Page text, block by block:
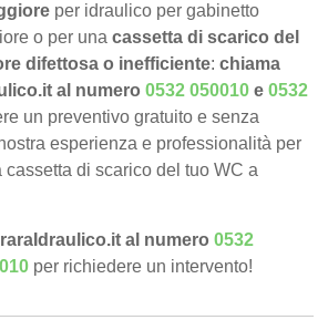
per idraulico per gabinetto
o per unacassetta di scarico del
difettosa o inefficiente:chiama
al numero0532 050010 e0532
un preventivo gratuito e senza
esperienza e professionalità per
cassetta di scarico del tuo WC a
al numero0532
per richiedere un intervento!